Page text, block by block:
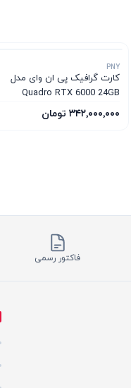
PNY
کارت گرافیک پی ان وای مدل
Quadro RTX 6000 24GB
۳۴۲٬۰۰۰٬۰۰۰ تومان
فاکتور رسمی